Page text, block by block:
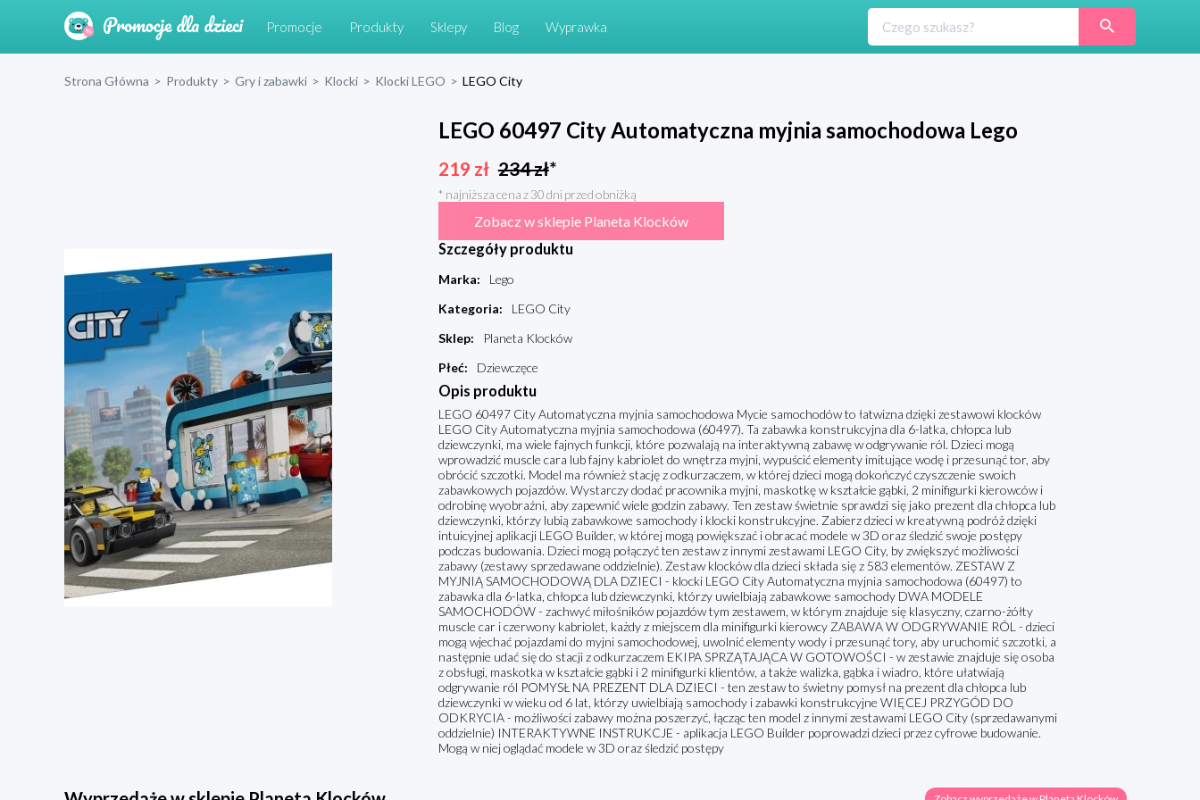
Promocje Produkty Sklepy Blog Wyprawka
Strona Główna > Produkty > Gry i zabawki > Klocki > Klocki LEGO > LEGO City
LEGO 60497 City Automatyczna myjnia samochodowa Lego
219 zł 234zł*
* najniższa cena z 30 dni przed obniżką
Zobacz w sklepie Planeta Klocków
Szczegóły produktu
Marka:
Lego
Kategoria:
LEGO City
Sklep:
Planeta Klocków
Płeć: Dziewczęce
Opis produktu
LEGO 60497 City Automatyczna myjnia samochodowa Mycie samochodów to łatwizna dzięki zestawowi klocków
LEGO City Automatyczna myjnia samochodowa (60497). Ta zabawka konstrukcyjna dla 6-latka, chłopca lub
dziewczynki, ma wiele fajnych funkcji, które pozwalają na interaktywną zabawę w odgrywanie ról. Dzieci mogą
wprowadzić muscle cara lub fajny kabriolet do wnętrza myjni, wypuścić elementy imitujące wodę i przesunąć tor, aby
obrócić szczotki. Model ma również stację z odkurzaczem, w której dzieci mogą dokończyć czyszczenie swoich
zabawkowych pojazdów. Wystarczy dodać pracownika myjni, maskotkę w kształcie gąbki, 2 minifigurki kierowców i
odrobinę wyobraźni, aby zapewnić wiele godzin zabawy. Ten zestaw świetnie sprawdzi się jako prezent dla chłopca lub
dziewczynki, którzy lubią zabawkowe samochody i klocki konstrukcyjne. Zabierz dzieci w kreatywną podróż dzięki
intuicyjnej aplikacji LEGO Builder, w której mogą powiększać i obracać modele w 3D oraz śledzić swoje postępy
podczas budowania. Dzieci mogą połączyć ten zestaw z innymi zestawami LEGO City, by zwiększyć możliwości
zabawy (zestawy sprzedawane oddzielnie). Zestaw klocków dla dzieci składa się z 583 elementów. ZESTAW Z
MYJNIĄ SAMOCHODOWĄ DLA DZIECI - klocki LEGO City Automatyczna myjnia samochodowa (60497) to
zabawka dla 6-latka, chłopca lub dziewczynki, którzy uwielbiają zabawkowe samochody DWA MODELE
SAMOCHODÓW - zachwyć miłośników pojazdów tym zestawem, w którym znajduje się klasyczny, czarno-żółty
muscle car i czerwony kabriolet, każdy z miejscem dla minifigurki kierowcy ZABAWA W ODGRYWANIE RÓL - dzieci
mogą wjechać pojazdami do myjni samochodowej, uwolnić elementy wody i przesunąć tory, aby uruchomić szczotki, a
następnie udać się do stacji z odkurzaczem EKIPA SPRZĄTAJĄCA W GOTOWOŚCI - w zestawie znajduje się osoba
z obsługi, maskotka w kształcie gąbki i 2 minifigurki klientów, a także walizka, gąbka i wiadro, które ułatwiają
odgrywanie ról POMYSŁ NA PREZENT DLA DZIECI - ten zestaw to świetny pomysł na prezent dla chłopca lub
dziewczynki w wieku od 6 lat, którzy uwielbiają samochody i zabawki konstrukcyjne WIĘCEJ PRZYGÓD DO
ODKRYCIA - możliwości zabawy można poszerzyć, łącząc ten model z innymi zestawami LEGO City (sprzedawanymi
oddzielnie) INTERAKTYWNE INSTRUKCJE - aplikacja LEGO Builder poprowadzi dzieci przez cyfrowe budowanie.
Mogą w niej oglądać modele w 3D oraz śledzić postępy